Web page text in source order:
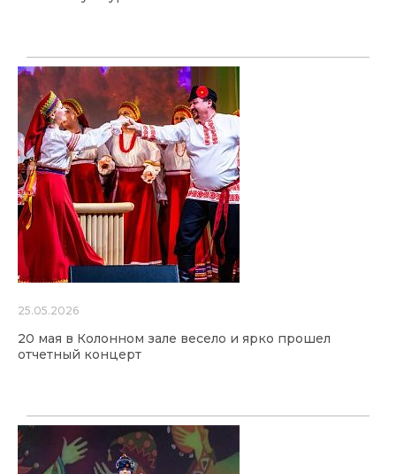
25.05.2026
20 мая в Колонном зале весело и ярко прошел
отчетный концерт